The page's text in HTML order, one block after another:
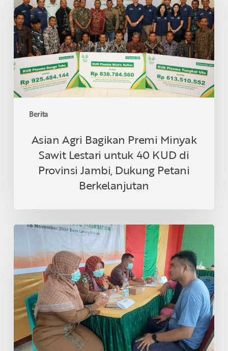
Berita
Premi
Minyak
Sawit
Lestari
untuk
40
KUD
di
Dukung
Petani
Berkelanjutan
Asian Agri Bagikan Premi Minyak
Sawit Lestari untuk 40 KUD di
Provinsi Jambi, Dukung Petani
Berkelanjutan
Asian
&
Tanoto
Foundation
Gelar
Sehat
Bersama
Desa